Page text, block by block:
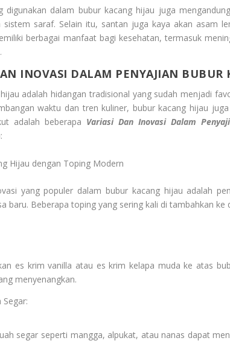
digunakan dalam bubur kacang hijau juga
sistem saraf. Selain itu, santan juga kaya akan asam
berbagai manfaat bagi kesehatan, termasuk
INOVASI DALAM PENYAJIAN BUBUR
adalah hidangan tradisional yang sudah menjadi
waktu dan tren kuliner, bubur kacang hijau
adalah beberapa Variasi Dan Inovasi Dalam
Hijau dengan Toping Modern
yang populer dalam bubur kacang hijau adalah
baru. Beberapa toping yang sering kali di tambahkan ke
es krim vanilla atau es krim kelapa muda ke atas
menyenangkan.
segar seperti mangga, alpukat, atau nanas dapat